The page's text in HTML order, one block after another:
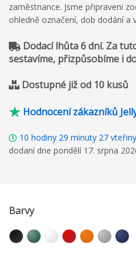
zaměstnance. Jsme připraveni
ohledně označení, dob dodání a
Dodací lhůta 6 dní. Za
sestavíme, přizpůsobíme i
Dostupné již od 10 kusů
Hodnocení zákazníků
10 hodiny 29 minuty 26 vteřiny
dodaní dne pondělí 17. srpna
Barvy